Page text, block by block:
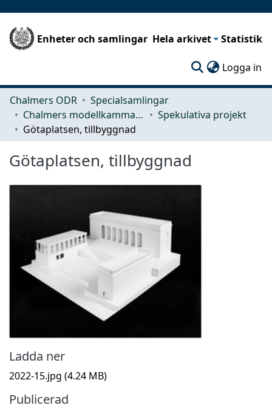
Enheter och samlingar Hela arkivet Statistik
Logga in
Chalmers ODR
Specialsamlingar
Chalmers modellkammare
Spekulativa projekt
Götaplatsen, tillbyggnad
Götaplatsen, tillbyggnad
Ladda ner
2022-15.jpg (4.24 MB)
Publicerad